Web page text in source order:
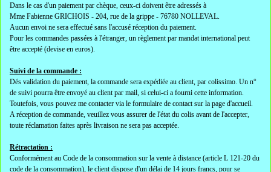
Dans le cas d'un paiement par chèque, ceux-ci doivent être adressés à
Mme Fabienne GRICHOIS - 204, rue de la grippe - 76780 NOLLEVAL.
Aucun envoi ne sera effectué sans l'accusé réception du paiement.
Pour les commandes passées à l'étranger, un règlement par mandat international peut
être accepté (devise en euros).
Suivi de la commande :
Dés validation du paiement, la commande sera expédiée au client, par colissimo. Un n°
de suivi pourra être envoyé au client par mail, si celui-ci a fourni cette information.
Toutefois, vous pouvez me contacter via le formulaire de contact sur la page d'accueil.
A réception de commande, veuillez vous assurer de l'état du colis avant de l'accepter,
toute réclamation faites après livraison ne sera pas acceptée.
Rétractation :
Conformément au Code de la consommation sur la vente à distance (article L 121-20 du
code de la consommation), le client dispose d'un délai de 14 jours francs, pour se